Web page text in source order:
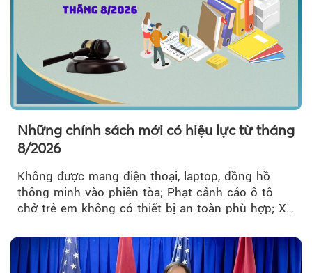
Những chính sách mới có hiệu lực từ tháng
8/2026
Không được mang điện thoại, laptop, đồng hồ
thông minh vào phiên tòa; Phạt cảnh cáo ô tô
chở trẻ em không có thiết bị an toàn phù hợp; Xe
với Bộ Công an… là những chính sách mới có
hiệu lực từ tháng 8/2026.